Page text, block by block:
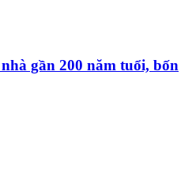
gần 200 năm tuổi, bốn